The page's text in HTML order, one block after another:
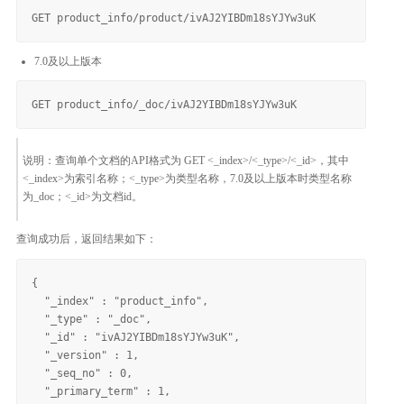
7.0及以上版本
说明：查询单个文档的API格式为 GET <_index>/<_type>/<_id>，其中
<_index>为索引名称；<_type>为类型名称，7.0及以上版本时类型名称
为_doc；<_id>为文档id。
查询成功后，返回结果如下：
{
  "_index" : "product_info",
  "_type" : "_doc",
  "_id" : "ivAJ2YIBDm18sYJYw3uK",
  "_version" : 1,
  "_seq_no" : 0,
  "_primary_term" : 1,